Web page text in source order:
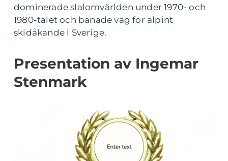
dominerade slalomvärlden under 1970- och
1980-talet och banade väg för alpint
skidåkande i Sverige.
Presentation av Ingemar
Stenmark